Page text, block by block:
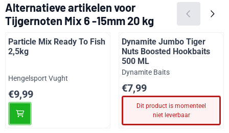
Alternatieve artikelen voor
Tijgernoten Mix 6 -15mm 20 kg
Particle Mix Ready To Fish
2,5kg
Merk:
Hengelsport Vught
Prijs: 9,99
€9,99
Dynamite Jumbo Tiger
Nuts Boosted Hookbaits
500 ML
Merk:
Dynamite Baits
Prijs: 7,99
€7,99
Dit product is momenteel
niet leverbaar